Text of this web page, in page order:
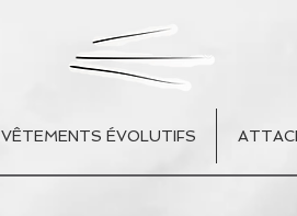
VÊTEMENTS ÉVOLUTIFS